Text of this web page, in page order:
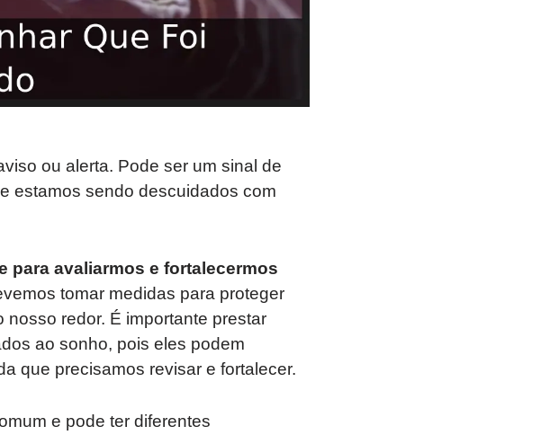
ou alerta. Pode ser um sinal de
estamos sendo descuidados com
para avaliarmos e fortalecermos
tomar medidas para proteger
redor. É importante prestar
ao sonho, pois eles podem
que precisamos revisar e fortalecer.
e pode ter diferentes